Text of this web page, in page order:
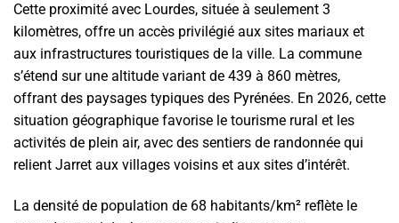
Cette proximité avec Lourdes, située à seulement 3
kilomètres, offre un accès privilégié aux sites mariaux et
aux infrastructures touristiques de la ville. La commune
s’étend sur une altitude variant de 439 à 860 mètres,
offrant des paysages typiques des Pyrénées. En 2026, cette
situation géographique favorise le tourisme rural et les
activités de plein air, avec des sentiers de randonnée qui
relient Jarret aux villages voisins et aux sites d’intérêt.
La densité de population de 68 habitants/km² reflète le